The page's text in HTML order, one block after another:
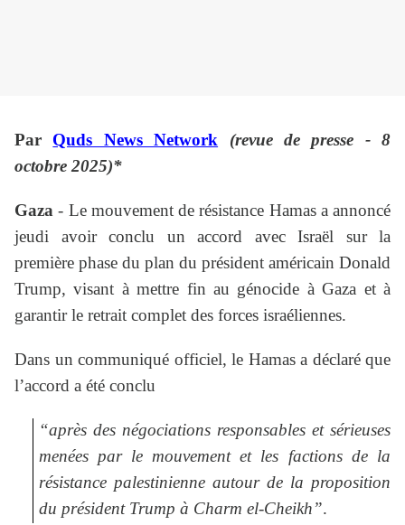
Par Quds News Network (revue de presse - 8
octobre 2025)*
Gaza - Le mouvement de résistance Hamas a annoncé
jeudi avoir conclu un accord avec Israël sur la
première phase du plan du président américain Donald
Trump, visant à mettre fin au génocide à Gaza et à
garantir le retrait complet des forces israéliennes.
Dans un communiqué officiel, le Hamas a déclaré que
l’accord a été conclu
“après des négociations responsables et sérieuses
menées par le mouvement et les factions de la
résistance palestinienne autour de la proposition
du président Trump à Charm el-Cheikh”.